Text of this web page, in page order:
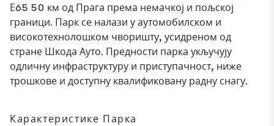
Е65 50 км од Прага према немачкој и пољској
граници. Парк се налази у аутомобилском и
високотехнолошком чворишту, усидреном од
стране Шкода Ауто. Предности парка укључују
одличну инфраструктуру и приступачност, ниже
трошкове и доступну квалификовану радну снагу.
Карактеристике Парка